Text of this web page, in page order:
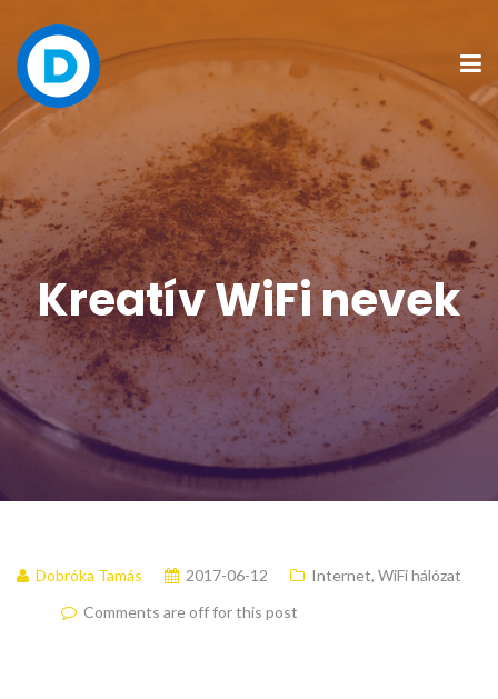
Kreatív WiFi nevek
Dobróka Tamás 2017-06-12 Internet, WiFi hálózat
Comments are off for this post